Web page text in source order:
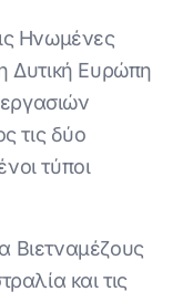
Ηνωμένες
Δυτική Ευρώπη
τις δύο
τύποι
Βιετναμέζους
και τις